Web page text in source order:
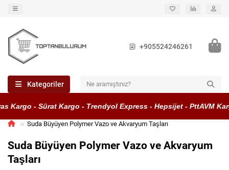
+905524246261
Kategoriler
- Sürat Kargo - Trendyol Express - Hepsijet - PttAVM Kargo
Suda Büyüyen Polymer Vazo ve Akvaryum Taşları
Suda Büyüyen Polymer Vazo ve Akvaryum
Taşları